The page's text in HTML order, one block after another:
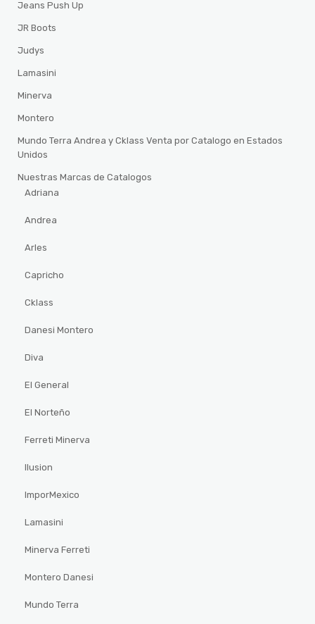
Jeans Push Up
JR Boots
Judys
Lamasini
Minerva
Montero
Mundo Terra Andrea y Cklass Venta por Catalogo en Estados
Unidos
Nuestras Marcas de Catalogos
Adriana
Andrea
Arles
Capricho
Cklass
Danesi Montero
Diva
El General
El Norteño
Ferreti Minerva
Ilusion
ImporMexico
Lamasini
Minerva Ferreti
Montero Danesi
Mundo Terra